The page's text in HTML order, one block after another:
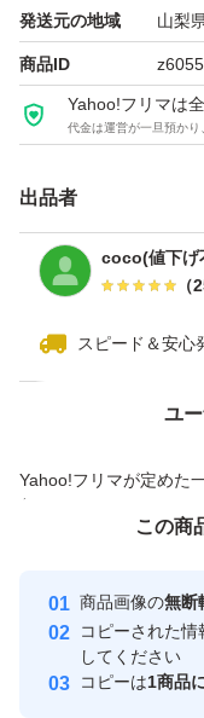
発送元の地域 山梨
商品ID
Yahoo!フリマは
代金は運営が一旦預か
出品者
coco(値下げ
（
スピード＆安心
ユ
Yahoo!フリマが定めた
付与しています
安心取引出品者
取引実績
価格の相談
この商
商品画像の無断
コピーされた情
してください
コピーは1商品
この商品をみている